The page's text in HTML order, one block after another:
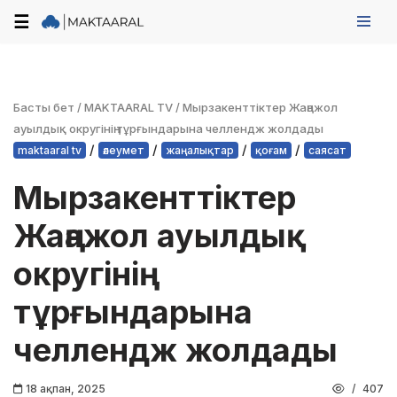
☰
Басты бет /MAKTAARAL TV /Мырзакенттіктер Жаңажол
ауылдық округінің тұрғындарына челлендж жолдады
maktaaral tv / әлеумет / жаңалықтар / қоғам / саясат
Мырзакенттіктер
Жаңажол ауылдық
округінің
тұрғындарына
челлендж жолдады
18 ақпан, 2025 407